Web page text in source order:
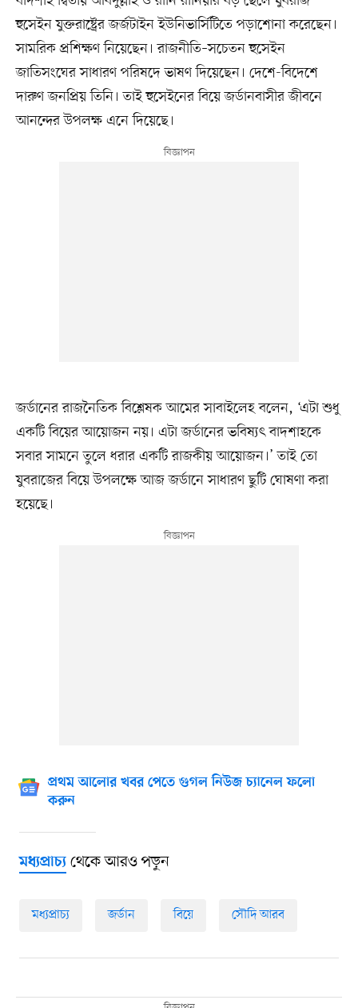
হুসেইন যুক্তরাষ্ট্রের জর্জটাইন ইউনিভার্সিটিতে পড়াশোনা করেছেন।
সামরিক প্রশিক্ষণ নিয়েছেন। রাজনীতি–সচেতন হুসেইন
জাতিসংঘের সাধারণ পরিষদে ভাষণ দিয়েছেন। দেশে-বিদেশে
দারুণ জনপ্রিয় তিনি। তাই হুসেইনের বিয়ে জর্ডানবাসীর জীবনে
আনন্দের উপলক্ষ এনে দিয়েছে।
জর্ডানের রাজনৈতিক বিশ্লেষক আমের সাবাইলেহ বলেন, ‘এটা শুধু
একটি বিয়ের আয়োজন নয়। এটা জর্ডানের ভবিষ্যৎ বাদশাহকে
সবার সামনে তুলে ধরার একটি রাজকীয় আয়োজন।’ তাই তো
যুবরাজের বিয়ে উপলক্ষে আজ জর্ডানে সাধারণ ছুটি ঘোষণা করা
হয়েছে।
প্রথম আলোর খবর পেতে গুগল নিউজ চ্যানেল ফলো
করুন
মধ্যপ্রাচ্যথেকে আরও পড়ুন
মধ্যপ্রাচ্য জর্ডান বিয়ে সৌদি আরব